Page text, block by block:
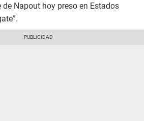
Napout hoy preso en Estados